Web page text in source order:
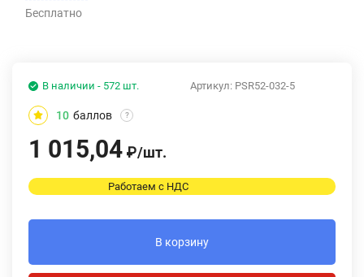
Бесплатно
Артикул: PSR52-032-5
В наличии - 572 шт.
10 баллов ?
1 015,04 ₽/шт.
Работаем с НДС
В корзину